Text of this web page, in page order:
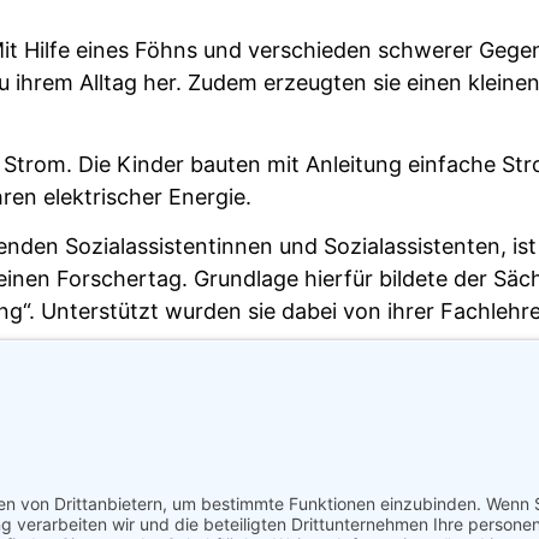
Hilfe eines Föhns und verschieden schwerer
Alltag her. Zudem erzeugten sie einen
Die Kinder bauten mit Anleitung einfache
elektrischer Energie.
Sozialassistentinnen und Sozialassistenten,
Forschertag. Grundlage hierfür bildete der
Unterstützt wurden sie dabei von ihrer